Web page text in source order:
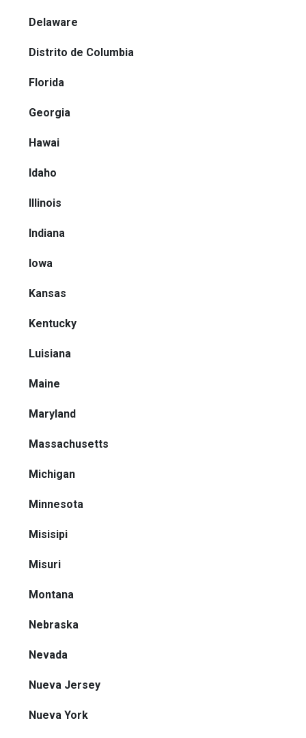
Delaware
Distrito de Columbia
Florida
Georgia
Hawai
Idaho
Illinois
Indiana
Iowa
Kansas
Kentucky
Luisiana
Maine
Maryland
Massachusetts
Michigan
Minnesota
Misisipi
Misuri
Montana
Nebraska
Nevada
Nueva Jersey
Nueva York